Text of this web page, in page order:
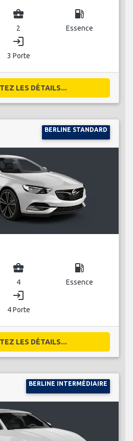
business_center
2
local_gas_station
Essence
login
3 Porte
LES DÉTAILS...
BERLINE STANDARD
business_center
4
local_gas_station
Essence
login
4 Porte
LES DÉTAILS...
BERLINE INTERMÉDIAIRE